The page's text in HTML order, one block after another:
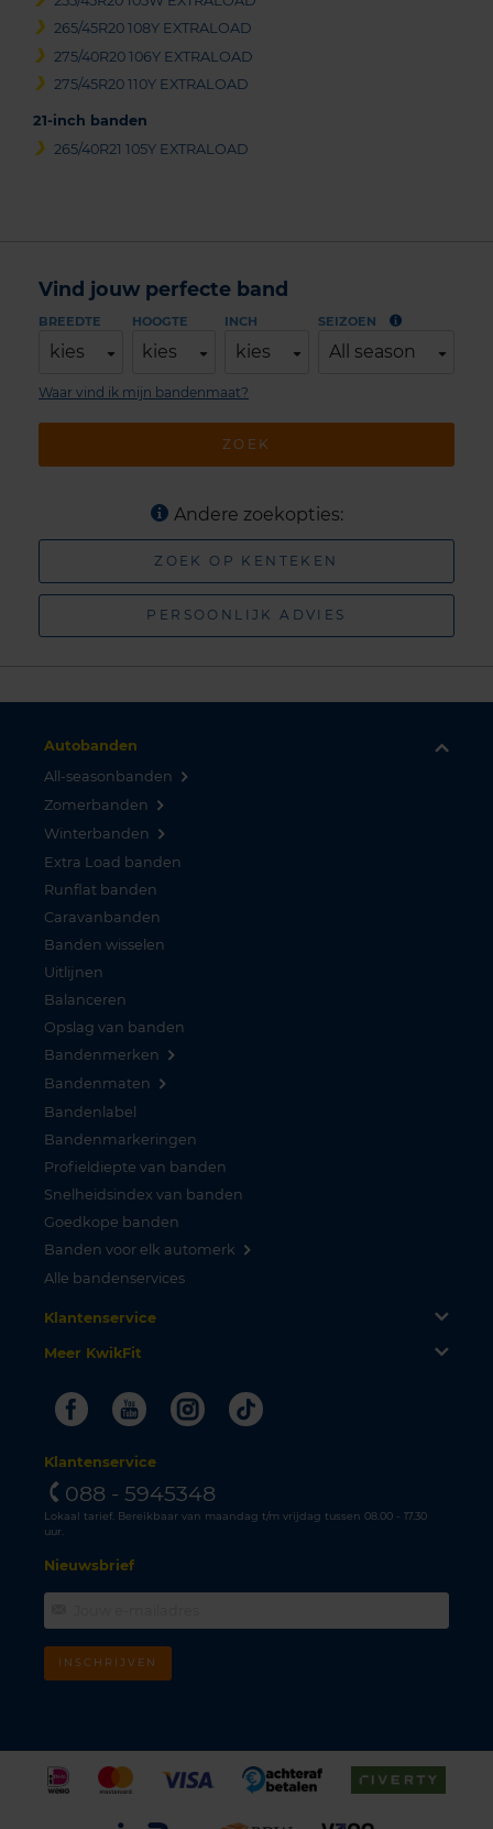
265/45R20 108Y EXTRALOAD
275/40R20 106Y EXTRALOAD
275/45R20 110Y EXTRALOAD
21-inch banden
265/40R21 105Y EXTRALOAD
Vind jouw perfecte band
BREEDTE
kies
HOOGTE
kies
INCH
kies
SEIZOEN
All season
ZOEK
Waar vind ik mijn bandenmaat?
Andere zoekopties:
ZOEK OP KENTEKEN
PERSOONLIJK ADVIES
Autobanden
All-seasonbanden
Zomerbanden
Winterbanden
Extra Load banden
Runflat banden
Caravanbanden
Banden wisselen
Uitlijnen
Balanceren
Opslag van banden
Bandenmerken
Bandenmaten
Bandenlabel
Bandenmarkeringen
Profieldiepte van banden
Snelheidsindex van banden
Goedkope banden
Banden voor elk automerk
Alle bandenservices
Klantenservice
Meer KwikFit
FacebookYoutubeInstagram
Tiktok
Klantenservice
088 - 5945348
Lokaal tarief. Bereikbaar van maandag t/m vrijdag tussen 08.00 - 17.30
uur.
Nieuwsbrief
INSCHRIJVEN